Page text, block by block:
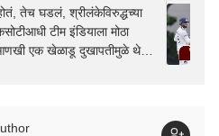
तेच घडलं, श्रीलंकेविरुद्धच्या
टीम इंडियाला मोठा
एक खेळाडू दुखापतीमुळे थेट